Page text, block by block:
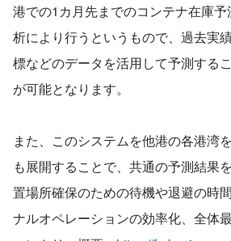
港での1カ月先までのコンテナ在庫
析により行うというもので、過去実
標などのデータを活用して予測する
が可能となります。
また、このシステムを他港の各港湾
も展開することで、共通の予測結果
置場所確保のための待機や退避の時
ナルオペレーションの効率化、全体